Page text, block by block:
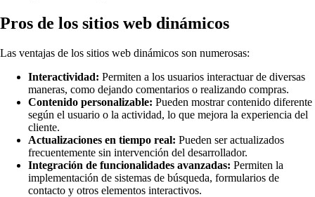
Pros de los sitios web dinámicos
Las ventajas de los sitios web dinámicos son numerosas:
Interactividad: Permiten a los usuarios interactuar de diversas
maneras, como dejando comentarios o realizando compras.
Contenido personalizable: Pueden mostrar contenido diferente
según el usuario o la actividad, lo que mejora la experiencia del
cliente.
Actualizaciones en tiempo real: Pueden ser actualizados
frecuentemente sin intervención del desarrollador.
Integración de funcionalidades avanzadas: Permiten la
implementación de sistemas de búsqueda, formularios de
contacto y otros elementos interactivos.